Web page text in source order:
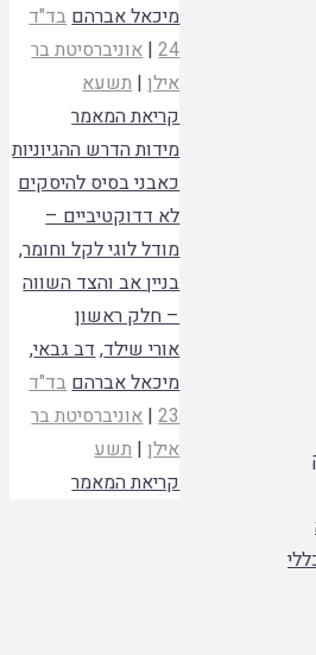
מיכאל אברהםבד"ד
24
|אוניברסיטת בר
אילן |תשעא
קריאת המאמר
מידות הדרש ההגיוניות
כאבני בסיס להיסקים
לא דדוקטיביים –
מודל לוגי לקל וחומר,
בניין אב והצד השווה
– חלק ראשון
אורי שילד,דב גבאי,
מיכאל אברהםבד"ד
23
|אוניברסיטת בר
אילן |תשע
קריאת המאמר